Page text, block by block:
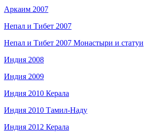
Аркаим 2007
Непал и Тибет 2007
Непал и Тибет 2007 Монастыри и статуи
Индия 2008
Индия 2009
Индия 2010 Керала
Индия 2010 Тамил-Наду
Индия 2012 Керала